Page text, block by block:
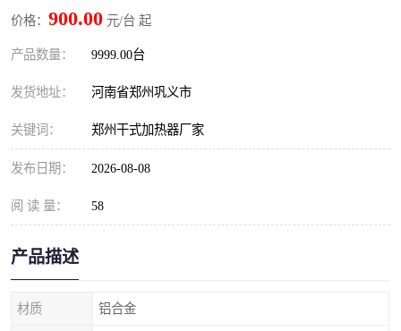
价格： 900.00 元/台 起
产品数量： 9999.00台
发货地址： 河南省郑州巩义市
关键词： 郑州干式加热器厂家
发布日期： 2026-08-08
阅 读 量： 58
产品描述
材质 铝合金